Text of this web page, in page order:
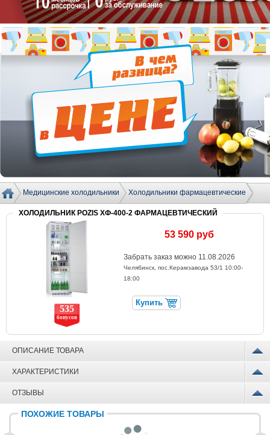
Медицинские холодильники Холодильники фармацевтические
ХОЛОДИЛЬНИК POZIS ХФ-400-2 ФАРМАЦЕВТИЧЕСКИЙ
535
бонусов
53 590 руб
Забрать заказ можно 11.08.2026
Челябинск, пос.Керамзавода 53/1 10:00-
18:00
Купить
ОПИСАНИЕ ТОВАРА
ХАРАКТЕРИСТИКИ
ОТЗЫВЫ
ПОХОЖИЕ ТОВАРЫ